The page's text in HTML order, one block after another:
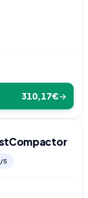
310,17€→
/5